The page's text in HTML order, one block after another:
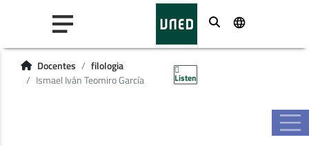
Buscar
Docentes
filologia
Ismael Iván Teomiro García
Listen